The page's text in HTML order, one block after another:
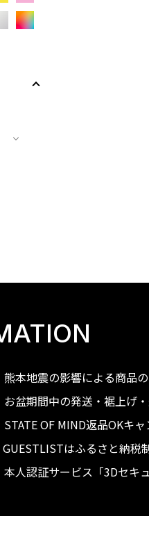
熊本地震の影響による商品
お盆期間中の発送・裾上げ
STATE OF MIND返品OKキ
GUESTLISTはふるさと納税
本人認証サービス「3Dセキ